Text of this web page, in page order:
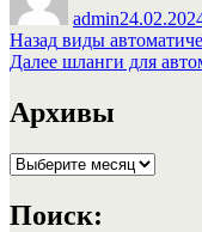
admin
Навигация
по
записям
Назад Предыдущая
запись:
виды
Далее Следующая
шланги для
Архивы
Архивы
Поиск: